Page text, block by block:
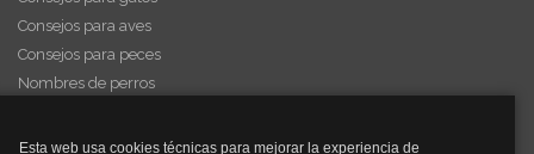
Esta web usa cookies técnicas para mejorar la experiencia de
Consejos para aves
Consejos para peces
Nombres de perros